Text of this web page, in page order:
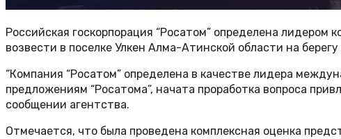
Российская госкорпорация “Росатом” определена
возвести в поселке Улкен Алма-Атинской области на
“Компания “Росатом” определена в качестве лидера
предложениям “Росатома”, начата проработка вопроса
сообщении агентства.
Отмечается, что была проведена комплексная оценка